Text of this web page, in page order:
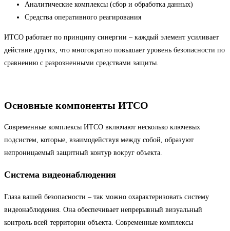
Аналитические комплексы (сбор и обработка данных)
Средства оперативного реагирования
ИТСО работает по принципу синергии – каждый элемент усиливает
действие других, что многократно повышает уровень безопасности по
сравнению с разрозненными средствами защиты.
Основные компоненты ИТСО
Современные комплексы ИТСО включают несколько ключевых
подсистем, которые, взаимодействуя между собой, образуют
непроницаемый защитный контур вокруг объекта.
Система видеонаблюдения
Глаза вашей безопасности – так можно охарактеризовать систему
видеонаблюдения. Она обеспечивает непрерывный визуальный
контроль всей территории объекта. Современные комплексы